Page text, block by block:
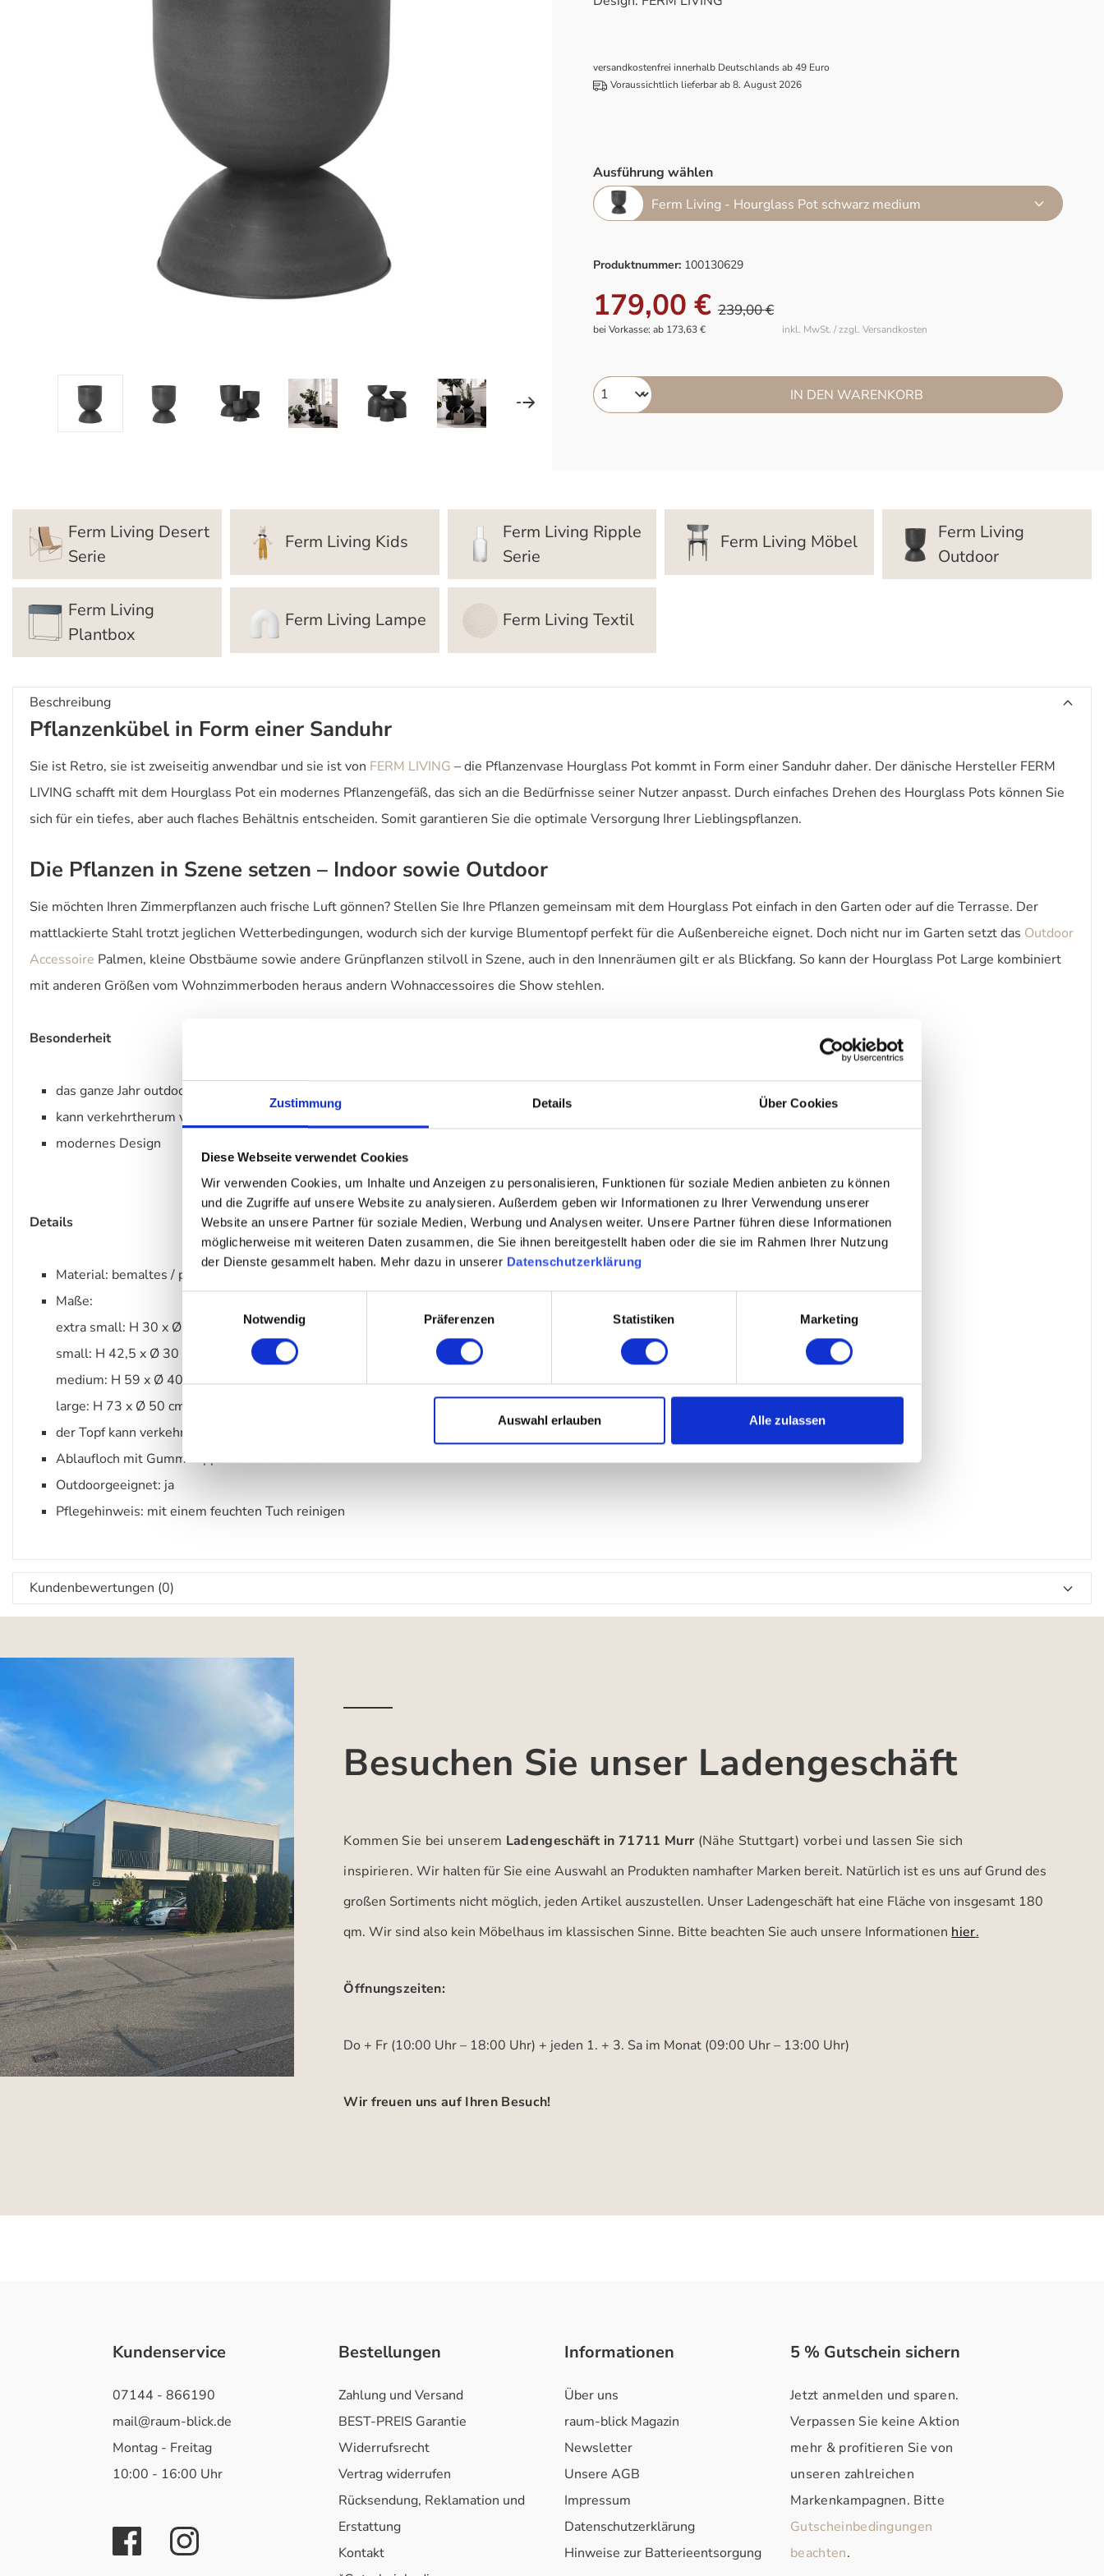
Zustimmung Details Über Cookies
Diese Webseite verwendet Cookies
Wir verwenden Cookies, um Inhalte und Anzeigen zu personalisieren, Funktionen für soziale Medien anbieten zu können
und die Zugriffe auf unsere Website zu analysieren. Außerdem geben wir Informationen zu Ihrer Verwendung unserer
Website an unsere Partner für soziale Medien, Werbung und Analysen weiter. Unsere Partner führen diese Informationen
möglicherweise mit weiteren Daten zusammen, die Sie ihnen bereitgestellt haben oder die sie im Rahmen Ihrer Nutzung
der Dienste gesammelt haben. Mehr dazu in unserer Datenschutzerklärung
Notwendig
Präferenzen Statistiken Marketing
Auswahl erlauben Alle zulassen
versandkostenfrei innerhalb Deutschlands ab 49 Euro
Voraussichtlich lieferbar ab 8. August 2026
Ausführung wählen
Ferm Living - Hourglass Pot schwarz medium
Produktnummer: 100130629
179,00 € 239,00 €
inkl. MwSt. / zzgl. Versandkosten
bei Vorkasse: ab 173,63 €
IN DEN WARENKORB
Ferm Living Desert
Serie
Ferm Living Kids
Ferm Living Ripple
Serie
Ferm Living Möbel
Ferm Living
Outdoor
Ferm Living
Plantbox
Ferm Living Lampe Ferm Living Textil
Beschreibung
Pflanzenkübel in Form einer Sanduhr
Sie ist Retro, sie ist zweiseitig anwendbar und sie ist von FERM LIVING – die Pflanzenvase Hourglass Pot kommt in Form einer Sanduhr daher. Der dänische Hersteller FERM
LIVING schafft mit dem Hourglass Pot ein modernes Pflanzengefäß, das sich an die Bedürfnisse seiner Nutzer anpasst. Durch einfaches Drehen des Hourglass Pots können Sie
sich für ein tiefes, aber auch flaches Behältnis entscheiden. Somit garantieren Sie die optimale Versorgung Ihrer Lieblingspflanzen.
Die Pflanzen in Szene setzen – Indoor sowie Outdoor
Sie möchten Ihren Zimmerpflanzen auch frische Luft gönnen? Stellen Sie Ihre Pflanzen gemeinsam mit dem Hourglass Pot einfach in den Garten oder auf die Terrasse. Der
mattlackierte Stahl trotzt jeglichen Wetterbedingungen, wodurch sich der kurvige Blumentopf perfekt für die Außenbereiche eignet. Doch nicht nur im Garten setzt das Outdoor
Accessoire Palmen, kleine Obstbäume sowie andere Grünpflanzen stilvoll in Szene, auch in den Innenräumen gilt er als Blickfang. So kann der Hourglass Pot Large kombiniert
mit anderen Größen vom Wohnzimmerboden heraus andern Wohnaccessoires die Show stehlen.
Besonderheit
das ganze Jahr outdoorgeeignet
kann verkehrtherum verwendet werden
modernes Design
Details
Material: bemaltes / pulverbeschichtetes Eisen
Maße:
extra small: H 30 x Ø 21 cm
small: H 42,5 x Ø 30 cm
medium: H 59 x Ø 40 cm
large: H 73 x Ø 50 cm
der Topf kann verkehrtherum verwendet werden
Ablaufloch mit Gummikappe auf beiden Seiten
Outdoorgeeignet: ja
Pflegehinweis: mit einem feuchten Tuch reinigen
Kundenbewertungen (0)
Besuchen Sie unser Ladengeschäft
Kommen Sie bei unserem Ladengeschäft in 71711 Murr (Nähe Stuttgart) vorbei und lassen Sie sich
inspirieren.Wir halten für Sie eine Auswahl an Produkten namhafter Marken bereit. Natürlich ist es uns auf Grund des
großen Sortiments nicht möglich, jeden Artikel auszustellen. Unser Ladengeschäft hat eine Fläche von insgesamt 180
qm. Wir sind also kein Möbelhaus im klassischen Sinne. Bitte beachten Sie auch unsere Informationen hier.
Öffnungszeiten:
Do + Fr (10:00 Uhr – 18:00 Uhr) + jeden 1. + 3. Sa im Monat (09:00 Uhr – 13:00 Uhr)
Wir freuen uns auf Ihren Besuch!
Kundenservice
07144 - 866190
mail@raum-blick.de
Montag - Freitag
10:00 - 16:00 Uhr
Bestellungen
Zahlung und Versand
BEST-PREIS Garantie
Widerrufsrecht
Vertrag widerrufen
Rücksendung, Reklamation und
Erstattung
Kontakt
Informationen
Über uns
raum-blick Magazin
Newsletter
Unsere AGB
Impressum
Datenschutzerklärung
Hinweise zur Batterieentsorgung
5 % Gutschein sichern
Jetzt anmelden und sparen.
Verpassen Sie keine Aktion
mehr & profitieren Sie von
unseren zahlreichen
Markenkampagnen. Bitte
Gutscheinbedingungen
beachten.